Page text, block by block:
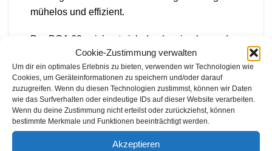
Cookie-Zustimmung verwalten
Um dir ein optimales Erlebnis zu bieten, verwenden wir Technologien wie
Cookies, um Geräteinformationen zu speichern und/oder darauf
zuzugreifen. Wenn du diesen Technologien zustimmst, können wir Daten
wie das Surfverhalten oder eindeutige IDs auf dieser Website verarbeiten.
Wenn du deine Zustimmung nicht erteilst oder zurückziehst, können
bestimmte Merkmale und Funktionen beeinträchtigt werden.
Akzeptieren
mühelos und effizient.
Der BGA 60 zeichnet sich durch seine besonders
hohe Reinigungsleistung aus, die dank der
variabel einstellbaren Blaskraft optimal
kontrolliert werden kann. Selbst bei dieser
Leistung arbeitet das Gerät dank des effizienten
EC-Motors geräuscharm, was bedeutet, dass Sie
keinen Gehörschutz tragen müssen. Dies
ermöglicht Ihnen das Arbeiten sowohl in